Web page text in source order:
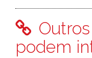
podem